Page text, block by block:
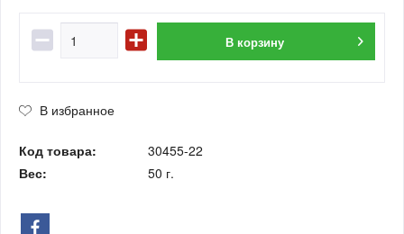
В корзину
В избранное
Код товара:
30455-22
Вес:
50 г.